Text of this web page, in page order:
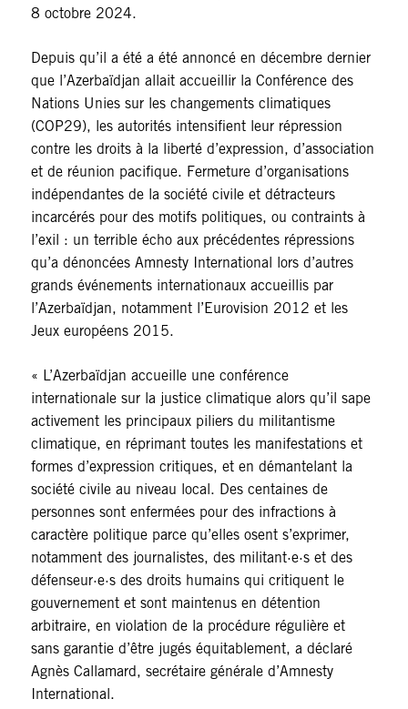
8 octobre 2024.
Depuis qu’il a été a été annoncé en décembre dernier
que l’Azerbaïdjan allait accueillir la Conférence des
Nations Unies sur les changements climatiques
(COP29), les autorités intensifient leur répression
contre les droits à la liberté d’expression, d’association
et de réunion pacifique. Fermeture d’organisations
indépendantes de la société civile et détracteurs
incarcérés pour des motifs politiques, ou contraints à
l’exil : un terrible écho aux précédentes répressions
qu’a dénoncées Amnesty International lors d’autres
grands événements internationaux accueillis par
l’Azerbaïdjan, notamment l’Eurovision 2012 et les
Jeux européens 2015.
« L’Azerbaïdjan accueille une conférence
internationale sur la justice climatique alors qu’il sape
activement les principaux piliers du militantisme
climatique, en réprimant toutes les manifestations et
formes d’expression critiques, et en démantelant la
société civile au niveau local. Des centaines de
personnes sont enfermées pour des infractions à
caractère politique parce qu’elles osent s’exprimer,
notamment des journalistes, des militant·e·s et des
défenseur·e·s des droits humains qui critiquent le
gouvernement et sont maintenus en détention
arbitraire, en violation de la procédure régulière et
sans garantie d’être jugés équitablement, a déclaré
Agnès Callamard, secrétaire générale d’Amnesty
International.